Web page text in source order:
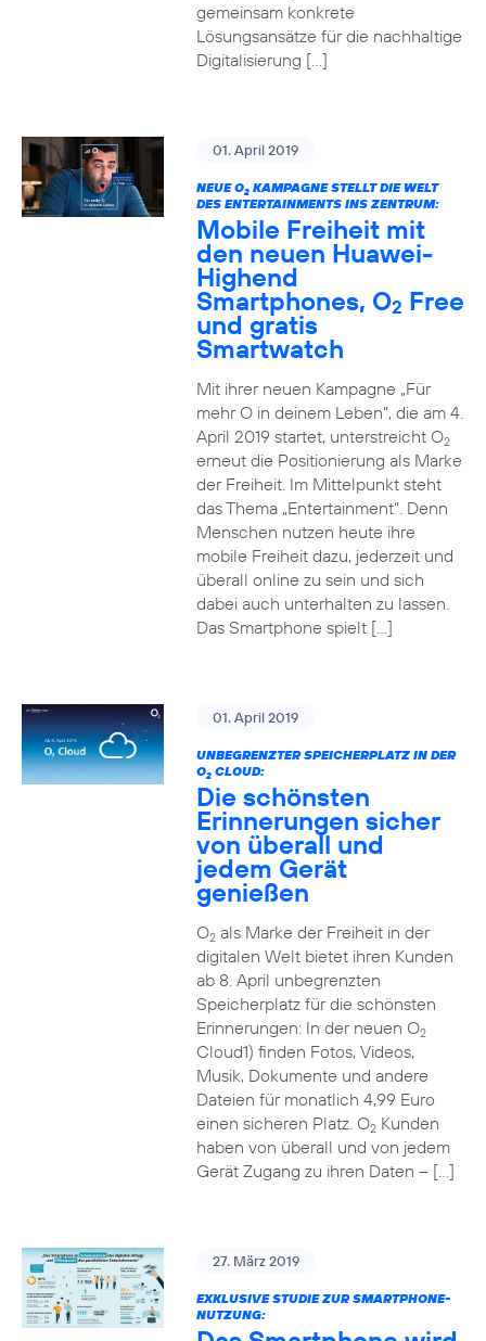
gemeinsam konkrete
Lösungsansätze für die nachhaltige
Digitalisierung […]
01. April 2019
NEUE O2KAMPAGNE STELLT DIE WELT
DES ENTERTAINMENTS INS ZENTRUM:
Mobile Freiheit mit
den neuen Huawei-
Highend
Smartphones, O2 Free
und gratis
Smartwatch
Mit ihrer neuen Kampagne „Für
mehr O in deinem Leben“, die am 4.
April 2019 startet, unterstreicht O2
erneut die Positionierung als Marke
der Freiheit. Im Mittelpunkt steht
das Thema „Entertainment“. Denn
Menschen nutzen heute ihre
mobile Freiheit dazu, jederzeit und
überall online zu sein und sich
dabei auch unterhalten zu lassen.
Das Smartphone spielt […]
01. April 2019
UNBEGRENZTER SPEICHERPLATZ IN DER
O2CLOUD:
Die schönsten
Erinnerungen sicher
von überall und
jedem Gerät
genießen
O2als Marke der Freiheit in der
digitalen Welt bietet ihren Kunden
ab 8. April unbegrenzten
Speicherplatz für die schönsten
Erinnerungen: In der neuen O2
Cloud1) finden Fotos, Videos,
Musik, Dokumente und andere
Dateien für monatlich 4,99 Euro
einen sicheren Platz. O2Kunden
haben von überall und von jedem
Gerät Zugang zu ihren Daten – […]
27. März 2019
EXKLUSIVE STUDIE ZUR SMARTPHONE-
NUTZUNG: